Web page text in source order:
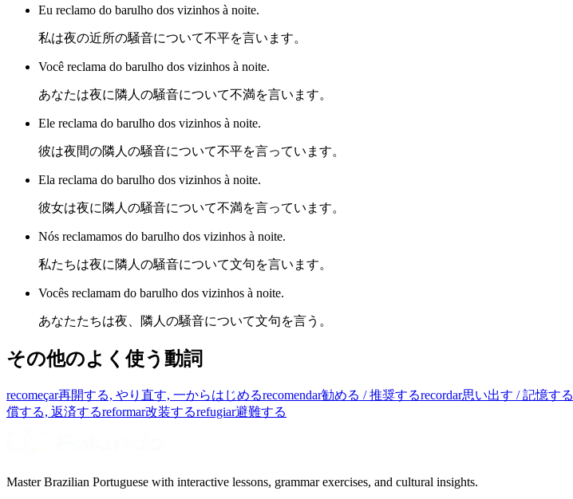
Eu reclamo do barulho dos vizinhos à noite.
私は夜の近所の騒音について不平を言います。
Você reclama do barulho dos vizinhos à noite.
あなたは夜に隣人の騒音について不満を言います。
Ele reclama do barulho dos vizinhos à noite.
彼は夜間の隣人の騒音について不平を言っています。
Ela reclama do barulho dos vizinhos à noite.
彼女は夜に隣人の騒音について不満を言っています。
Nós reclamamos do barulho dos vizinhos à noite.
私たちは夜に隣人の騒音について文句を言います。
Vocês reclamam do barulho dos vizinhos à noite.
あなたたちは夜、隣人の騒音について文句を言う。
その他のよく使う動詞
recomeçar再開する, やり直す, 一からはじめるrecomendar勧める / 推奨するrecordar思い出す / 記憶する
償する, 返済するreformar改装するrefugiar避難する
Master Brazilian Portuguese with interactive lessons, grammar exercises, and cultural insights.